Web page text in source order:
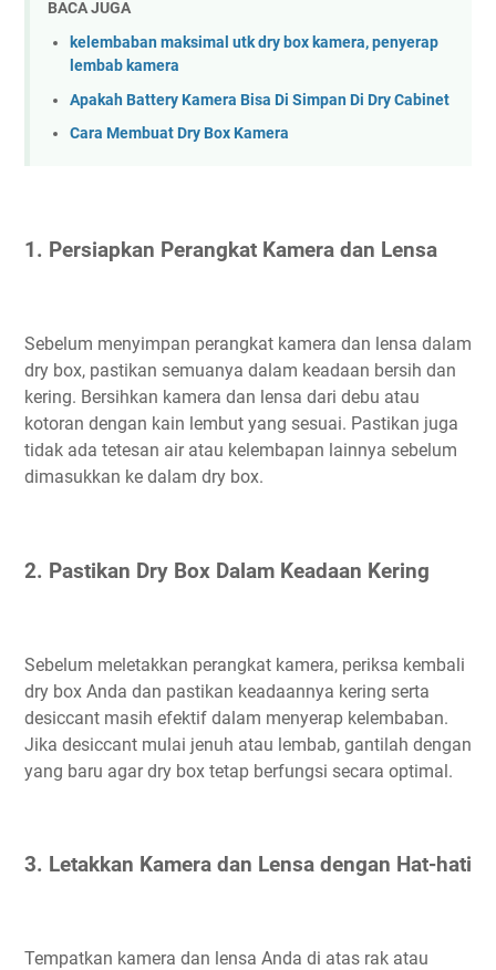
BACA JUGA
kelembaban maksimal utk dry box kamera, penyerap
lembab kamera
Apakah Battery Kamera Bisa Di Simpan Di Dry Cabinet
Cara Membuat Dry Box Kamera
1. Persiapkan Perangkat Kamera dan Lensa
Sebelum menyimpan perangkat kamera dan lensa dalam
dry box, pastikan semuanya dalam keadaan bersih dan
kering. Bersihkan kamera dan lensa dari debu atau
kotoran dengan kain lembut yang sesuai. Pastikan juga
tidak ada tetesan air atau kelembapan lainnya sebelum
dimasukkan ke dalam dry box.
2. Pastikan Dry Box Dalam Keadaan Kering
Sebelum meletakkan perangkat kamera, periksa kembali
dry box Anda dan pastikan keadaannya kering serta
desiccant masih efektif dalam menyerap kelembaban.
Jika desiccant mulai jenuh atau lembab, gantilah dengan
yang baru agar dry box tetap berfungsi secara optimal.
3. Letakkan Kamera dan Lensa dengan Hat-hati
Tempatkan kamera dan lensa Anda di atas rak atau